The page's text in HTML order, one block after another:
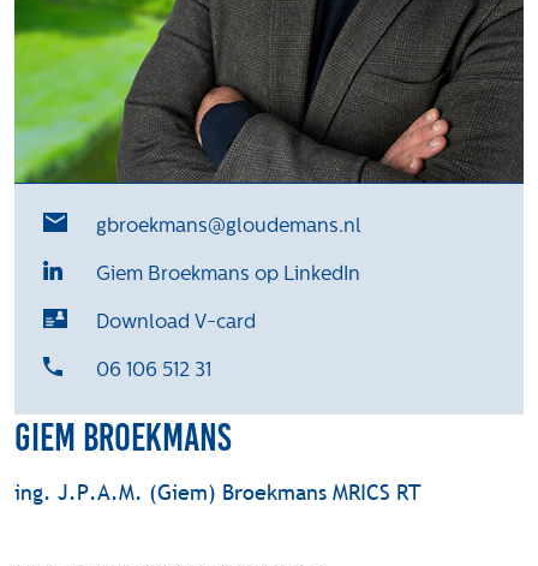
Over ons
Maatschappelijk
Regeling van Rentmeesters 2020
Klachtenbehandeling Procedure (KBP)
Het verhaal van Gloudemans
Werken bij Gloudemans
Actueel
Nieuws
Blogs
Werken bij
Vacatures
gbroekmans@gloudemans.nl
Giem Broekmans op LinkedIn
Download V-card
06 106 512 31
Giem Broekmans
ing. J.P.A.M. (Giem) Broekmans MRICS RT